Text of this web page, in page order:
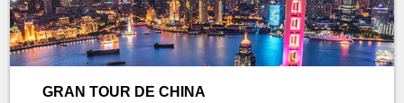
GRAN TOUR DE CHINA